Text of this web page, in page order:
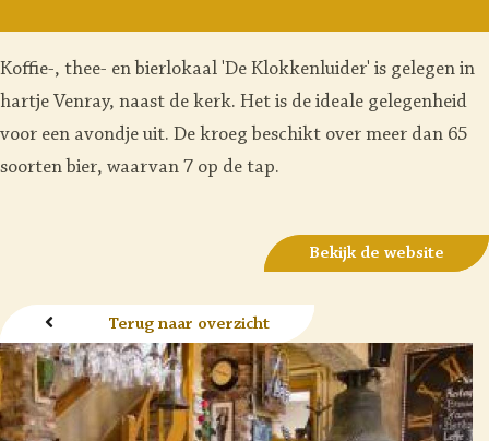
Koffie-, thee- en bierlokaal 'De Klokkenluider' is gelegen in
hartje Venray, naast de kerk. Het is de ideale gelegenheid
voor een avondje uit. De kroeg beschikt over meer dan 65
soorten bier, waarvan 7 op de tap.
Bekijk de website
Terug naar overzicht